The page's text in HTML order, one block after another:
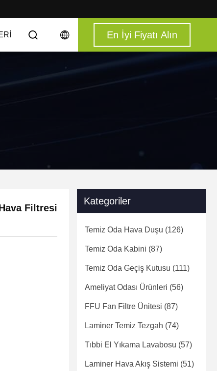
En İyi Fiyatı Alın
Filtresi
Kategoriler
Temiz Oda Hava Duşu (126)
Temiz Oda Kabini (87)
Temiz Oda Geçiş Kutusu (111)
Ameliyat Odası Ürünleri (56)
FFU Fan Filtre Ünitesi (87)
Laminer Temiz Tezgah (74)
Tıbbi El Yıkama Lavabosu (57)
Laminer Hava Akış Sistemi (51)